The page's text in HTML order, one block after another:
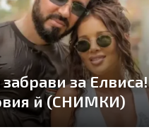
за Елвиса!
й (СНИМКИ)